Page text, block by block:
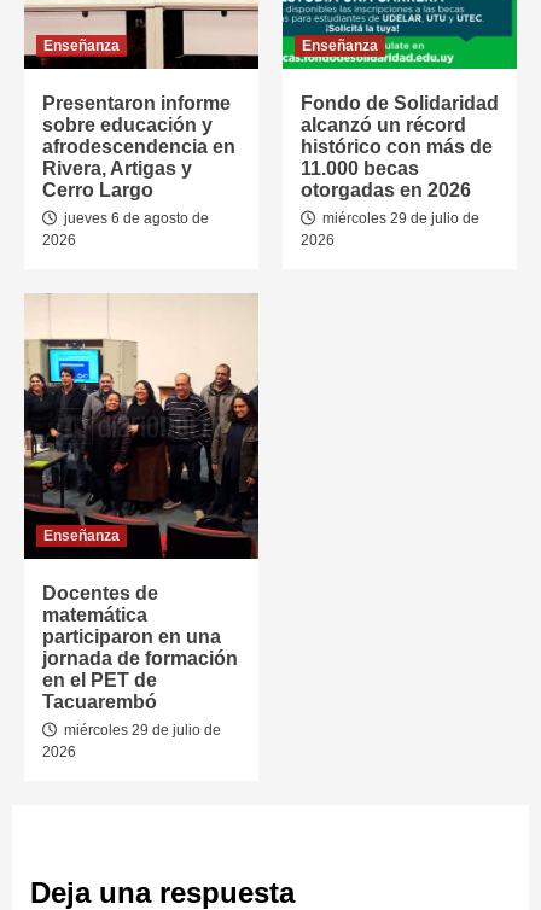
Enseñanza
Presentaron informe
sobre educación y
afrodescendencia en
Rivera, Artigas y
Cerro Largo
jueves 6 de agosto de
2026
Enseñanza
Fondo de Solidaridad
alcanzó un récord
histórico con más de
11.000 becas
otorgadas en 2026
miércoles 29 de julio de
2026
Enseñanza
Docentes de
matemática
participaron en una
jornada de formación
en el PET de
Tacuarembó
miércoles 29 de julio de
2026
Deja una respuesta